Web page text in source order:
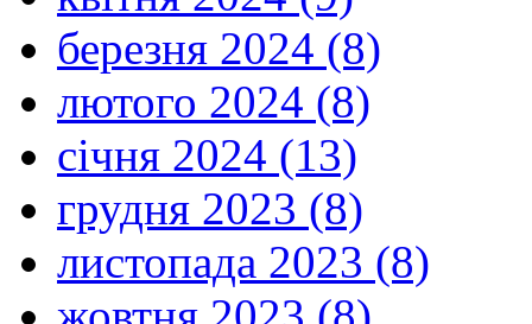
березня 2024 (8)
лютого 2024 (8)
січня 2024 (13)
грудня 2023 (8)
листопада 2023 (8)